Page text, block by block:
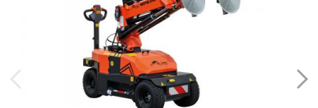
imágenes anteriores